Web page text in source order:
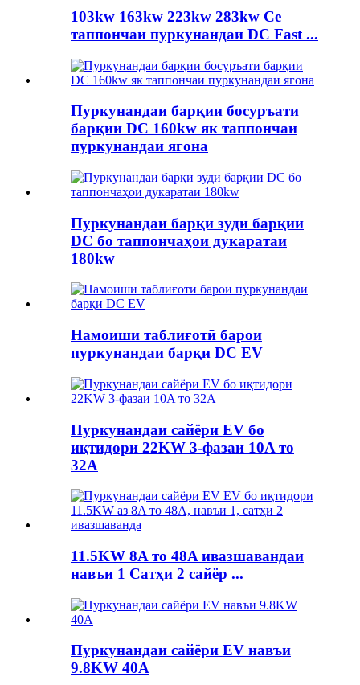
103kw 163kw 223kw 283kw Се
таппончаи пуркунандаи DC Fast ...
Пуркунандаи барқии босуръати
барқии DC 160kw як таппончаи
пуркунандаи ягона
Пуркунандаи барқи зуди барқии
DC бо таппончаҳои дукаратаи
180kw
Намоиши таблиғотӣ барои
пуркунандаи барқи DC EV
Пуркунандаи сайёри EV бо
иқтидори 22KW 3-фазаи 10A то
32A
11.5KW 8A то 48A ивазшавандаи
навъи 1 Сатҳи 2 сайёр ...
Пуркунандаи сайёри EV навъи
9.8KW 40A